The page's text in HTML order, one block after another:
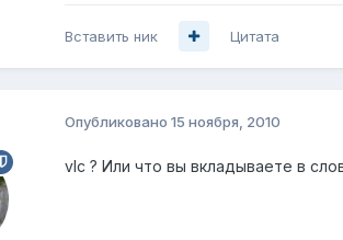
Вставить ник Цитата
Опубликовано 15 ноября, 2010
vlc ? Или что вы вкладываете в